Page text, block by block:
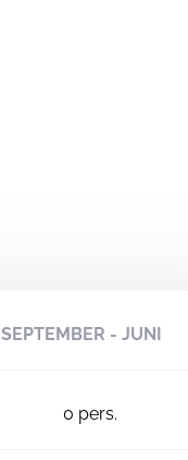
SEPTEMBER - JUNI
0 pers.